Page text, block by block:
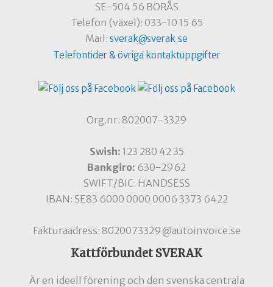
SE-504 56 BORÅS
Telefon (växel): 033-10 15 65
Mail: sverak@sverak.se
Telefontider & övriga kontaktuppgifter
Org.nr: 802007-3329
Swish: 123 280 42 35
Bankgiro: 630-2962
SWIFT/BIC: HANDSESS
IBAN: SE83 6000 0000 0006 3373 6422
Fakturaadress: 8020073329@autoinvoice.se
Kattförbundet SVERAK
Är en ideell förening och den svenska centrala